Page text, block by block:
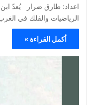
اعداد: طارق ضرار يُعدّ ابن
الرياضيات والفلك في
أكمل القراءة »